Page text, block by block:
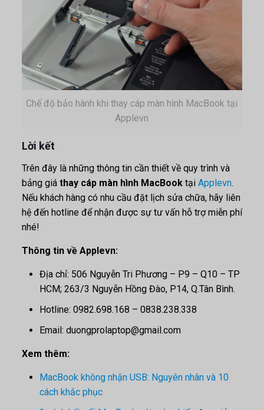
Chế độ bảo hành khi thay cáp màn hình MacBook tại
Applevn
Lời kết
Trên đây là những thông tin cần thiết về quy trình và
bảng giá thay cáp màn hình MacBooktại Applevn.
Nếu khách hàng có nhu cầu đặt lịch sửa chữa, hãy liên
hệ đến hotline để nhận được sự tư vấn hỗ trợ miễn phí
nhé!
Thông tin về Applevn:
Địa chỉ: 506 Nguyễn Tri Phương – P9 – Q10 – TP
HCM; 263/3 Nguyễn Hồng Đào, P14, Q.Tân Bình.
Hotline: 0982.698.168 – 0838.238.338
Email: duongprolaptop@gmail.com
Xem thêm:
MacBook không nhận USB: Nguyên nhân và 10
cách khắc phục